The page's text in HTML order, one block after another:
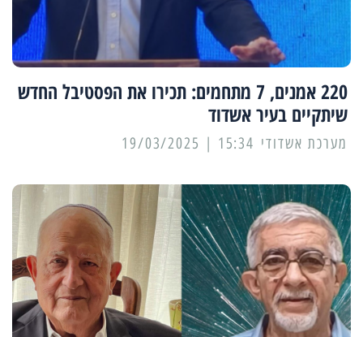
220 אמנים, 7 מתחמים: תכירו את הפסטיבל החדש
שיתקיים בעיר אשדוד
מערכת אשדודי 15:34 | 19/03/2025